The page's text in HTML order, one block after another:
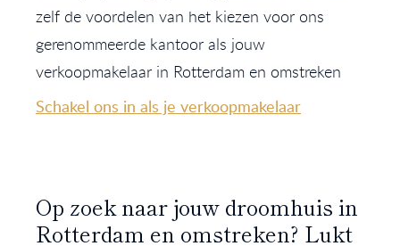
zelf de voordelen van het kiezen voor ons
gerenommeerde kantoor als jouw
verkoopmakelaar in Rotterdam en omstreken
Schakel ons in als je verkoopmakelaar
Op zoek naar jouw droomhuis in
Rotterdam en omstreken? Lukt